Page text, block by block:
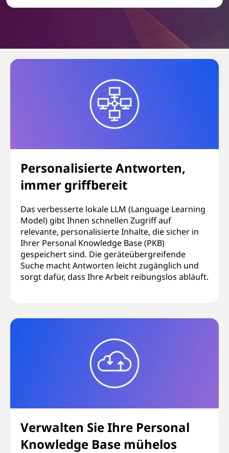
Personalisierte Antworten,
immer griffbereit
Das verbesserte lokale LLM (Language Learning
Model) gibt Ihnen schnellen Zugriff auf
relevante, personalisierte Inhalte, die sicher in
Ihrer Personal Knowledge Base (PKB)
gespeichert sind. Die geräteübergreifende
Suche macht Antworten leicht zugänglich und
sorgt dafür, dass Ihre Arbeit reibungslos abläuft.
Verwalten Sie Ihre Personal
Knowledge Base mühelos